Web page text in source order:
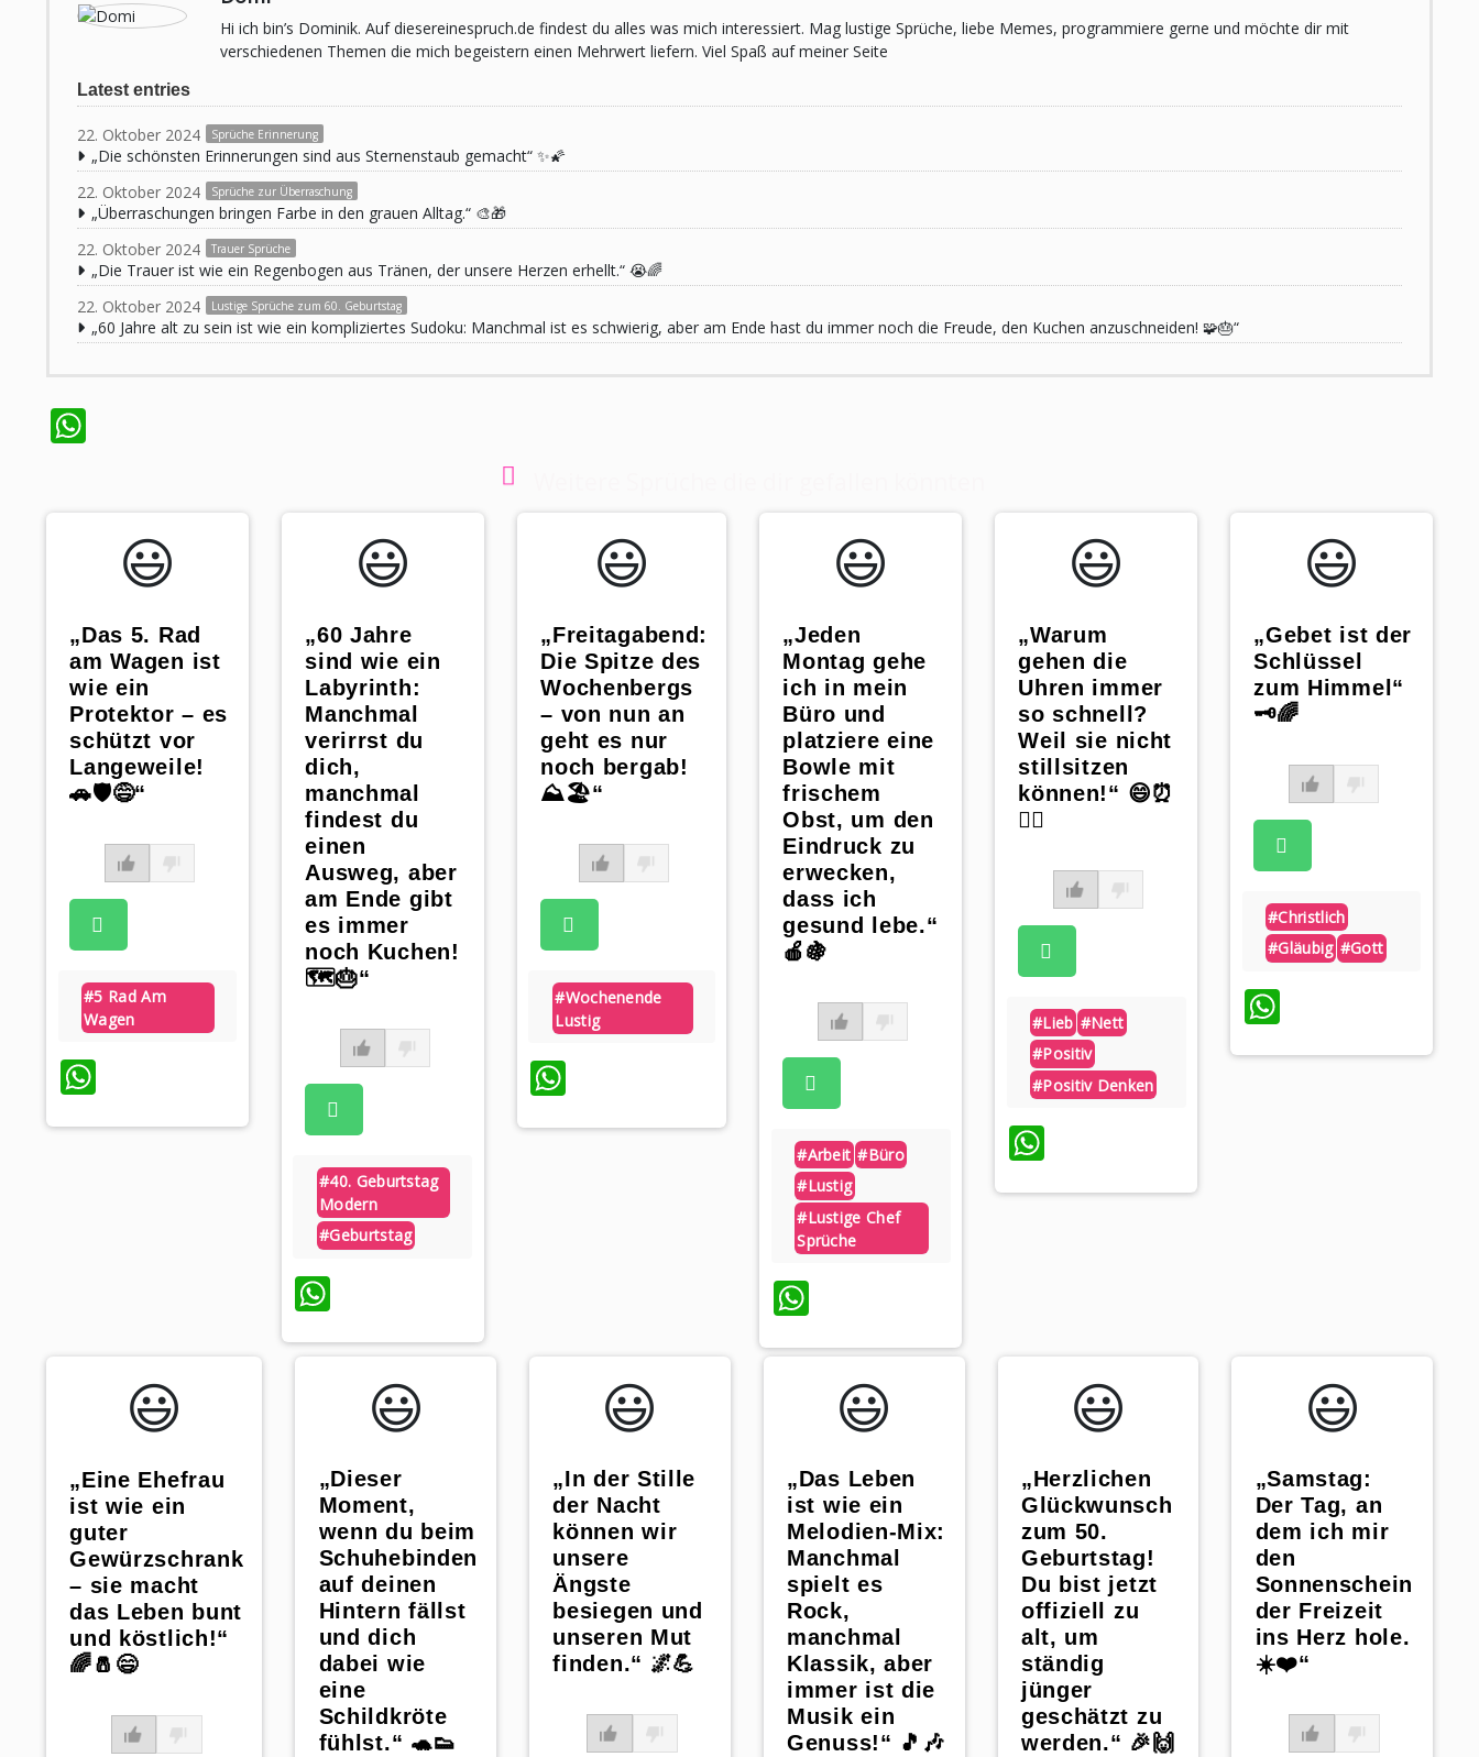
Hi ich bin’s Dominik. Auf diesereinespruch.de findest du alles was mich interessiert. Mag lustige Sprüche, liebe Memes, programmiere gerne und möchte dir mit
verschiedenen Themen die mich begeistern einen Mehrwert liefern. Viel Spaß auf meiner Seite
Latest entries
22. Oktober 2024 Sprüche Erinnerung
„Die schönsten Erinnerungen sind aus Sternenstaub gemacht“ ✨🌠
22. Oktober 2024
Sprüche zur Überraschung
„Überraschungen bringen Farbe in den grauen Alltag.“ 🎨🎁
22. Oktober 2024
Trauer Sprüche
„Die Trauer ist wie ein Regenbogen aus Tränen, der unsere Herzen erhellt.“ 😭🌈
22. Oktober 2024
Lustige Sprüche zum 60. Geburtstag
„60 Jahre alt zu sein ist wie ein kompliziertes Sudoku: Manchmal ist es schwierig, aber am Ende hast du immer noch die Freude, den Kuchen anzuschneiden! 🧩🎂“
😃️
„Das 5. Rad
am Wagen ist
wie ein
Protektor – es
schützt vor
Langeweile!
🚗🛡️😅“
#5 Rad Am
Wagen
WhatsApp
😃️
„60 Jahre
sind wie ein
Labyrinth:
Manchmal
verirrst du
dich,
manchmal
findest du
einen
Ausweg, aber
am Ende gibt
es immer
noch Kuchen!
🗺️🎂“
#40. Geburtstag
Modern
#geburtstag
😃️
„Freitagabend:
Die Spitze des
Wochenbergs
– von nun an
geht es nur
noch bergab!
⛰️🏖️“
#wochenende
Lustig
😃️
„Jeden
Montag gehe
ich in mein
Büro und
platziere eine
Bowle mit
frischem
Obst, um den
Eindruck zu
erwecken,
dass ich
gesund lebe.“
🍎🍇
#arbeit #büro
#lustig
#lustige Chef
Sprüche
WhatsApp
😃️
„Warum
gehen die
Uhren immer
so schnell?
Weil sie nicht
stillsitzen
können!“ 😄⏰
🏃‍♂️
#lieb #nett
#positiv
#positiv Denken
WhatsApp
😃️
„Gebet ist der
Schlüssel
zum Himmel“
🗝️🌈
#christlich
#gläubig #gott
WhatsApp
😃️
„Eine Ehefrau
ist wie ein
guter
Gewürzschrank
– sie macht
das Leben bunt
und köstlich!“
🌈🧂😄
😃️
„Dieser
Moment,
wenn du beim
Schuhebinden
auf deinen
Hintern fällst
und dich
dabei wie
eine
Schildkröte
fühlst.“ 🐢👟
😃️
„In der Stille
der Nacht
können wir
unsere
Ängste
besiegen und
unseren Mut
finden.“ 🌌💪
😃️
„Das Leben
ist wie ein
Melodien-Mix:
Manchmal
spielt es
Rock,
manchmal
Klassik, aber
immer ist die
Musik ein
Genuss!“ 🎵🎶
😃️
„Herzlichen
Glückwunsch
zum 50.
Geburtstag!
Du bist jetzt
offiziell zu
alt, um
ständig
jünger
geschätzt zu
werden.“ 🎉🙌
😃️
„Samstag:
Der Tag, an
dem ich mir
den
Sonnenschein
der Freizeit
ins Herz hole.
☀️❤️“